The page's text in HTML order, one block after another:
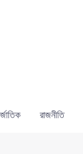
রাজনীতি